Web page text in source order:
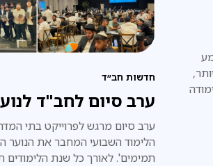
חדשות חב״ד
ערב סיום לחב"ד
ערב סיום מרגש לפרוייקט בתי
הלימוד השבועי המחבר את הנוער
תמימים'. לאורך כל שנת הלימודים